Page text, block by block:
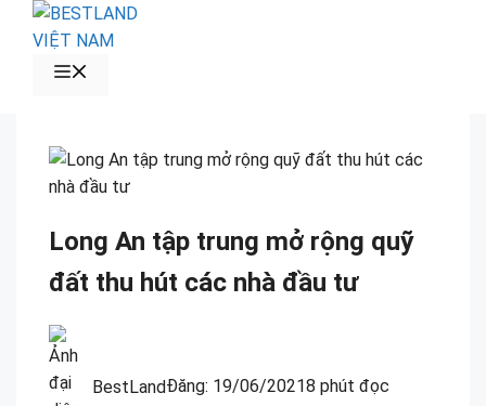
Chuyển
Long An tập trung mở rộng quỹ
đất thu hút các nhà đầu tư
BestLandĐăng: 19/06/20218 phút đọc